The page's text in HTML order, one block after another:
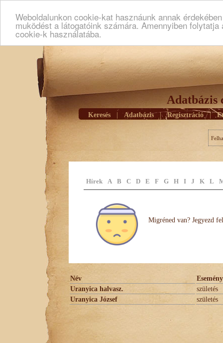
Weboldalunkon cookie-kat hasznáunk annak
muködést a látogatóink számára. Amennyiben
cookie-k használatába.
Adatbázis
Keresés Adatbázis | Regisztráció |
Hírek A B C D E F G H I J K L
Migréned van? Jegyezd
Név
Esemény
Uranyica halvasz.
születés
Uranyica József
születés